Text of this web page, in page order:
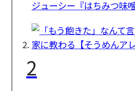
ジューシー『はちみつ味
2